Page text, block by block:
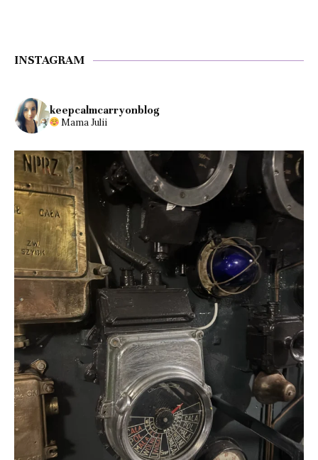
INSTAGRAM
keepcalmcarryonblog
Mama Julii